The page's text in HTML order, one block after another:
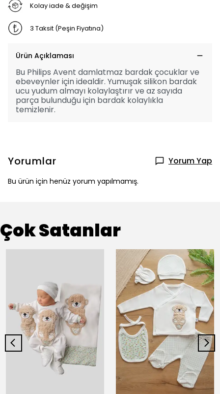
Kolay iade & değişim
3 Taksit (Peşin Fiyatına)
Ürün Açıklaması
Bu Philips Avent damlatmaz bardak çocuklar ve
ebeveynler için idealdir. Yumuşak silikon bardak
ucu yudum almayı kolaylaştırır ve az sayıda
parça bulunduğu için bardak kolaylıkla
temizlenir.
Yorumlar Yorum Yap
Bu ürün için henüz yorum yapılmamış.
Çok Satanlar